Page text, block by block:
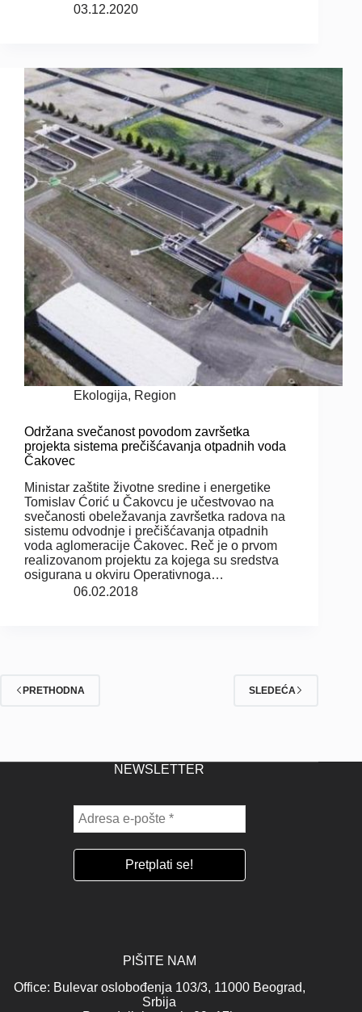
03.12.2020
Ekologija, Region
Održana svečanost povodom završetka
projekta sistema prečišćavanja otpadnih voda
Čakovec
Ministar zaštite životne sredine i energetike
Tomislav Ćorić u Čakovcu je učestvovao na
svečanosti obeležavanja završetka radova na
sistemu odvodnje i prečišćavanja otpadnih
voda aglomeracije Čakovec. Reč je o prvom
realizovanom projektu za kojega su sredstva
osigurana u okviru Operativnoga…
06.02.2018
PRETHODNA SLEDEĆA
NEWSLETTER
PIŠITE NAM
Office: Bulevar oslobođenja 103/3, 11000 Beograd,
Srbija